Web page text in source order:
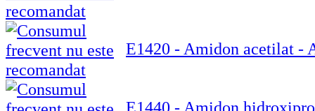
E1420 - Amidon acetilat -
E1440 - Amidon